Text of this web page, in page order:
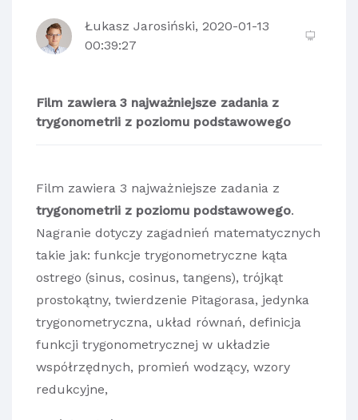
Łukasz Jarosiński, 2020-01-13
00:39:27
Film zawiera 3 najważniejsze zadania z
trygonometrii z poziomu podstawowego
Film zawiera 3 najważniejsze zadania z
trygonometrii z poziomu podstawowego.
Nagranie dotyczy zagadnień matematycznych
takie jak: funkcje trygonometryczne kąta
ostrego (sinus, cosinus, tangens), trójkąt
prostokątny, twierdzenie Pitagorasa, jedynka
trygonometryczna, układ równań, definicja
funkcji trygonometrycznej w układzie
współrzędnych, promień wodzący, wzory
redukcyjne,